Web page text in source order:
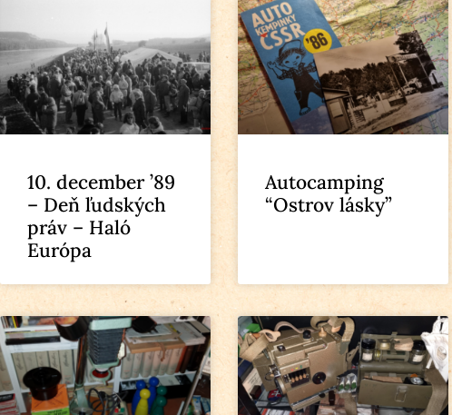
10. december ’89
– Deň ľudských
práv – Haló
Európa
Autocamping
“Ostrov lásky”